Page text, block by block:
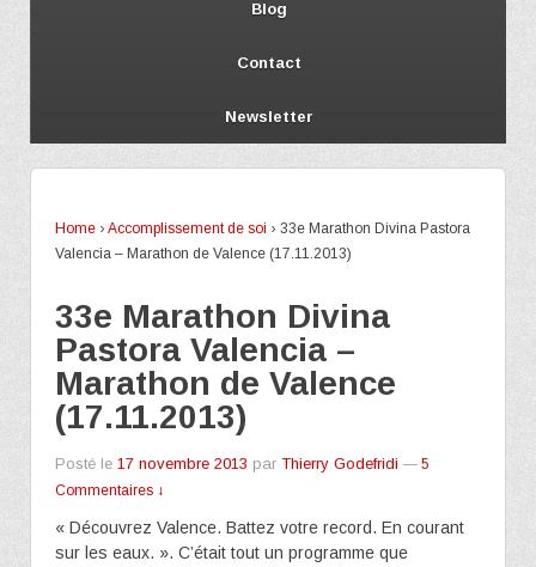
Blog
Contact
Newsletter
Home › Accomplissement de soi › 33e Marathon Divina Pastora
Valencia – Marathon de Valence (17.11.2013)
33e Marathon Divina
Pastora Valencia –
Marathon de Valence
(17.11.2013)
Posté le 17 novembre 2013 par Thierry Godefridi — 5
Commentaires ↓
« Découvrez Valence. Battez votre record. En courant
sur les eaux. ». C’était tout un programme que